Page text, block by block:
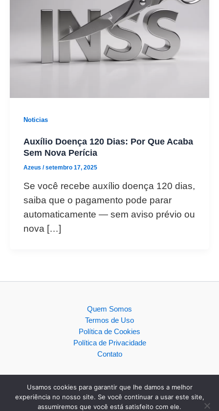
Noticias
Auxílio Doença 120 Dias: Por Que Acaba
Sem Nova Perícia
Azeus /setembro 17, 2025
Se você recebe auxílio doença 120 dias,
saiba que o pagamento pode parar
automaticamente — sem aviso prévio ou
nova […]
Quem Somos
Termos de Uso
Política de Cookies
Política de Privacidade
Contato
Copyright © 2026
Usamos cookies para garantir que lhe damos a melhor
experiência no nosso site. Se você continuar a usar este site,
assumiremos que você está satisfeito com ele.